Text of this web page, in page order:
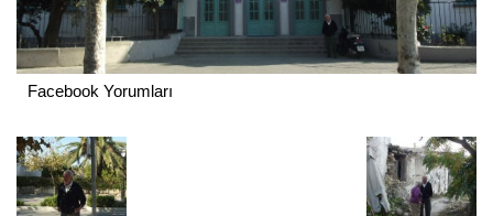
Facebook Yorumları